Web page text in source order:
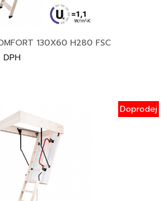
130X60 H280 FSC
DPH
Doprodej